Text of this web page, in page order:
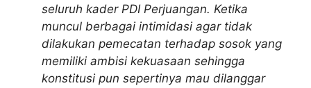
seluruh kader PDI Perjuangan. Ketika
muncul berbagai intimidasi agar tidak
dilakukan pemecatan terhadap sosok yang
memiliki ambisi kekuasaan sehingga
konstitusi pun sepertinya mau dilanggar